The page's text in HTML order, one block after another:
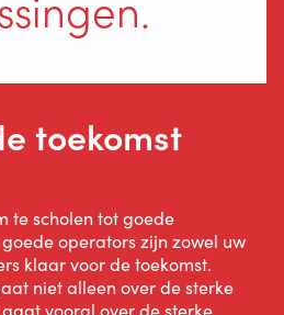
AS A SERVICE
toekomst
te scholen tot goede
operators zijn zowel uw
klaar voor de toekomst.
niet alleen over de sterke
vooral over de sterke